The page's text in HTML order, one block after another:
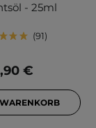
- 25ml
91
€